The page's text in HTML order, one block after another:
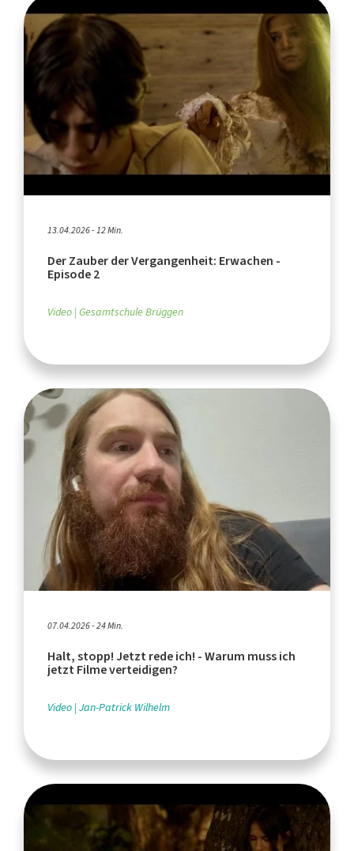
13.04.2026 - 12 Min.
Der Zauber der Vergangenheit: Erwachen -
Episode 2
Video Gesamtschule Brüggen
07.04.2026 - 24 Min.
Halt, stopp! Jetzt rede ich! - Warum muss ich
jetzt Filme verteidigen?
Video Jan-Patrick Wilhelm